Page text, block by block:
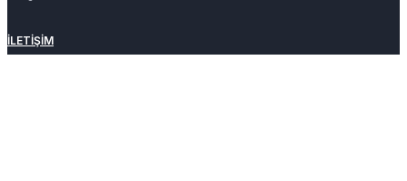
İLETIŞIM